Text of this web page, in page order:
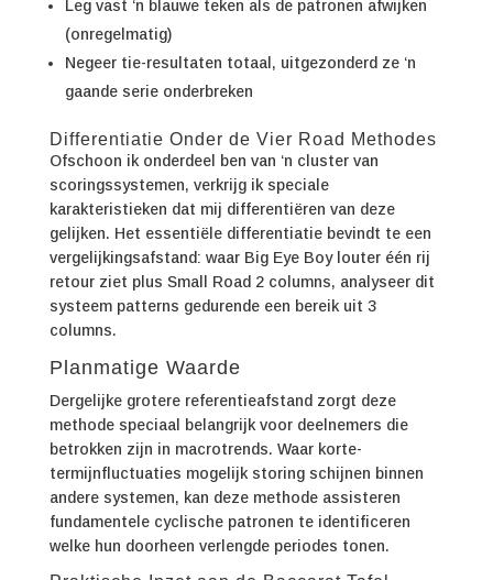
Leg vast ‘n blauwe teken als de patronen afwijken
(onregelmatig)
Negeer tie-resultaten totaal, uitgezonderd ze ‘n
gaande serie onderbreken
Differentiatie Onder de Vier Road Methodes
Ofschoon ik onderdeel ben van ‘n cluster van
scoringssystemen, verkrijg ik speciale
karakteristieken dat mij differentiëren van deze
gelijken. Het essentiële differentiatie bevindt te een
vergelijkingsafstand: waar Big Eye Boy louter één rij
retour ziet plus Small Road 2 columns, analyseer dit
systeem patterns gedurende een bereik uit 3
columns.
Planmatige Waarde
Dergelijke grotere referentieafstand zorgt deze
methode speciaal belangrijk voor deelnemers die
betrokken zijn in macrotrends. Waar korte-
termijnfluctuaties mogelijk storing schijnen binnen
andere systemen, kan deze methode assisteren
fundamentele cyclische patronen te identificeren
welke hun doorheen verlengde periodes tonen.